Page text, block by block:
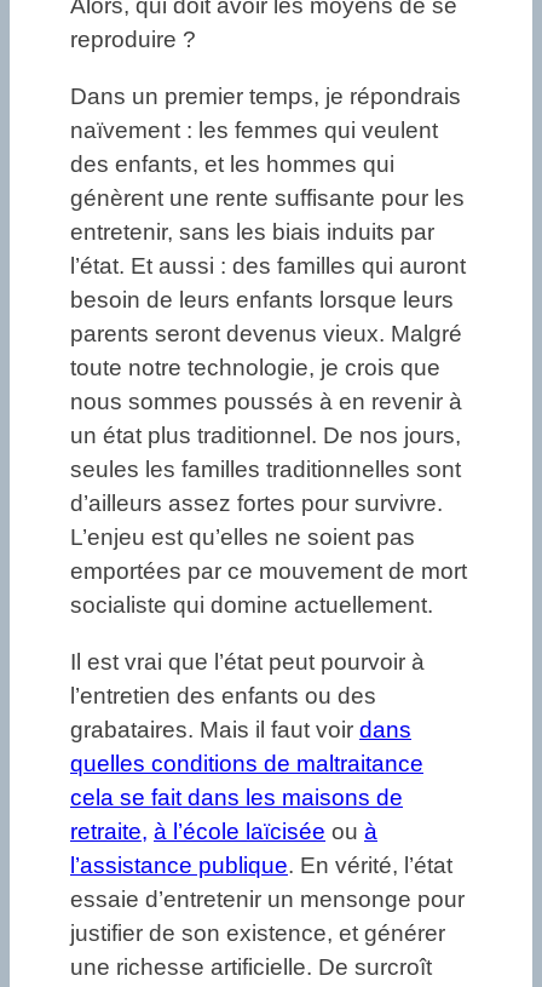
Alors, qui doit avoir les moyens de se
reproduire ?
Dans un premier temps, je répondrais
naïvement : les femmes qui veulent
des enfants, et les hommes qui
génèrent une rente suffisante pour les
entretenir, sans les biais induits par
l’état. Et aussi : des familles qui auront
besoin de leurs enfants lorsque leurs
parents seront devenus vieux. Malgré
toute notre technologie, je crois que
nous sommes poussés à en revenir à
un état plus traditionnel. De nos jours,
seules les familles traditionnelles sont
d’ailleurs assez fortes pour survivre.
L’enjeu est qu’elles ne soient pas
emportées par ce mouvement de mort
socialiste qui domine actuellement.
Il est vrai que l’état peut pourvoir à
l’entretien des enfants ou des
grabataires. Mais il faut voir dans
quelles conditions de maltraitance
cela se fait dans les maisons de
retraite, à l’école laïcisée ou à
l’assistance publique. En vérité, l’état
essaie d’entretenir un mensonge pour
justifier de son existence, et générer
une richesse artificielle. De surcroît